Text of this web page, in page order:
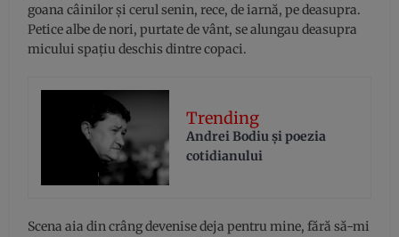
goana câinilor şi cerul senin, rece, de iarnă, pe deasupra.
Petice albe de nori, purtate de vânt, se alungau deasupra
micului spaţiu deschis dintre copaci.
Trending
Andrei Bodiu şi poezia
cotidianului
Scena aia din crâng devenise deja pentru mine, fără să-mi